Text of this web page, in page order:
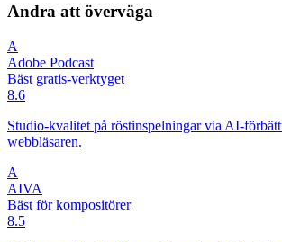
Andra att överväga
A
Adobe Podcast
Bäst gratis-verktyget
8.6
Studio-kvalitet på röstinspelningar via AI-
webbläsaren.
A
AIVA
Bäst för kompositörer
8.5